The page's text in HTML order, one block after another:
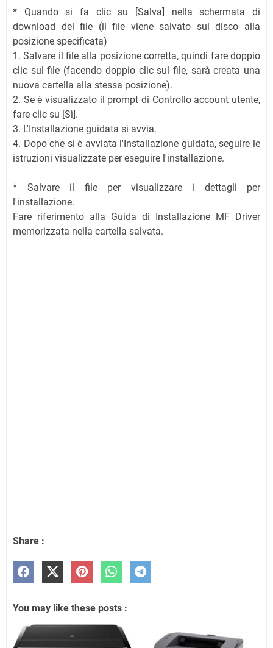
* Quando si fa clic su [Salva] nella schermata di
download del file (il file viene salvato sul disco alla
posizione specificata)
1. Salvare il file alla posizione corretta, quindi fare doppio
clic sul file (facendo doppio clic sul file, sarà creata una
nuova cartella alla stessa posizione).
2. Se è visualizzato il prompt di Controllo account utente,
fare clic su [Sì].
3. L'Installazione guidata si avvia.
4. Dopo che si è avviata l'Installazione guidata, seguire le
istruzioni visualizzate per eseguire l'installazione.
* Salvare il file per visualizzare i dettagli per
l'installazione.
Fare riferimento alla Guida di Installazione MF Driver
memorizzata nella cartella salvata.
Share :
You may like these posts :